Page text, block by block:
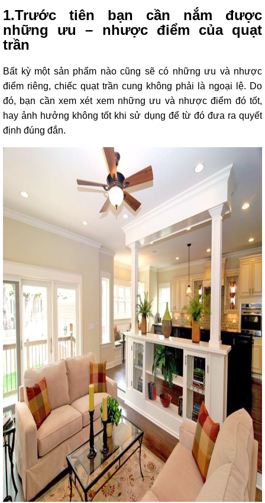
Thang
nhôm
gấp
khúc
Thang
nhôm
bàn
Thang
trượt
1.Trước tiên bạn cần nắm được
những ưu – nhược điểm của quạt
trần
Bất kỳ một sản phẩm nào cũng sẽ có những ưu và nhược
điểm riêng, chiếc quạt trần cung không phải là ngoại lệ. Do
đó, bạn cần xem xét xem những ưu và nhược điểm đó tốt,
hay ảnh hưởng không tốt khi sử dụng để từ đó đưa ra quyết
định đúng đắn.